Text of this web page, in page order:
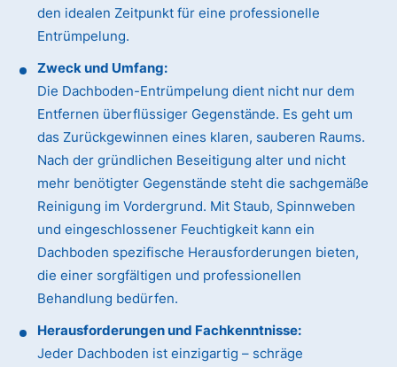
den idealen Zeitpunkt für eine professionelle
Entrümpelung.
Zweck und Umfang:
Die Dachboden-Entrümpelung dient nicht nur dem
Entfernen überflüssiger Gegenstände. Es geht um
das Zurückgewinnen eines klaren, sauberen Raums.
Nach der gründlichen Beseitigung alter und nicht
mehr benötigter Gegenstände steht die sachgemäße
Reinigung im Vordergrund. Mit Staub, Spinnweben
und eingeschlossener Feuchtigkeit kann ein
Dachboden spezifische Herausforderungen bieten,
die einer sorgfältigen und professionellen
Behandlung bedürfen.
Herausforderungen und Fachkenntnisse:
Jeder Dachboden ist einzigartig – schräge